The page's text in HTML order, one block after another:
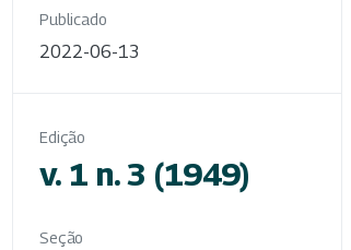
Publicado
2022-06-13
Edição
v. 1 n. 3 (1949)
Seção